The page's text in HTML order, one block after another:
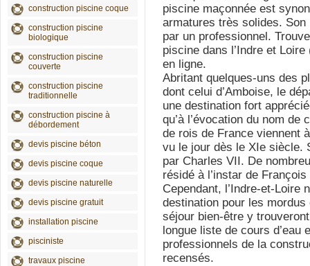
construction piscine coque
construction piscine
biologique
construction piscine
couverte
construction piscine
traditionnelle
construction piscine à
débordement
devis piscine béton
devis piscine coque
devis piscine naturelle
devis piscine gratuit
installation piscine
pisciniste
travaux piscine
piscine maçonnée est
armatures très solides.
par un professionnel.
piscine dans l’Indre et
en ligne.
Abritant quelques-uns des
dont celui d’Amboise, le
une destination fort
qu’à l’évocation du nom de
de rois de France viennent
vu le jour dès le XIe siècle.
par Charles VII. De
résidé à l’instar de
Cependant, l’Indre-et-Loire
destination pour les
séjour bien-être y
longue liste de cours
professionnels de la
recensés.